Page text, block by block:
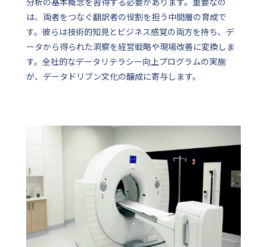
は、両者をつなぐ翻訳者の役割を担う中間層の育成で
す。彼らは技術的知見とビジネス感覚の両方を持ち、デ
ータから得られた洞察を経営戦略や現場改善に変換しま
す。全社的なデータリテラシー向上プログラムの実施
が、データドリブン文化の醸成に寄与します。